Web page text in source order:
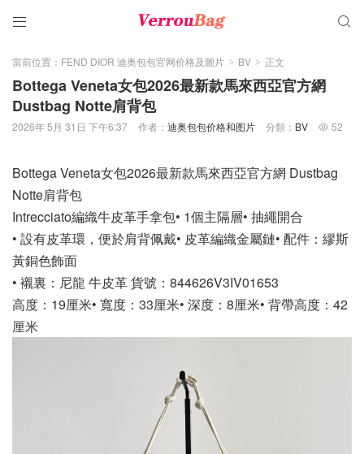
 
當前位置： FEND DIOR 迪奥包包官网价格及圖片 > BV > 正文
Bottega Veneta女包2026最新款馬來西亞官方網
Dustbag Notte肩背包
2026年 5月 31日 下午6:37 作者： 迪奥包包价格和图片 分類： BV  52
Bottega Veneta女包2026最新款馬來西亞官方網 Dustbag
Notte肩背包
Intrecciato編織牛皮革手拿包• 1個主隔層• 抽繩開合
• 設有皮革環，便於肩背佩戴• 皮革編織金屬鏈• 配件：繆斯
黃銅色飾面
• 襯裏：尼龍 牛皮革 貨號：844626V3IV01653
高度：19厘米• 寬度：33厘米• 深度：8厘米• 背帶高度：42
厘米